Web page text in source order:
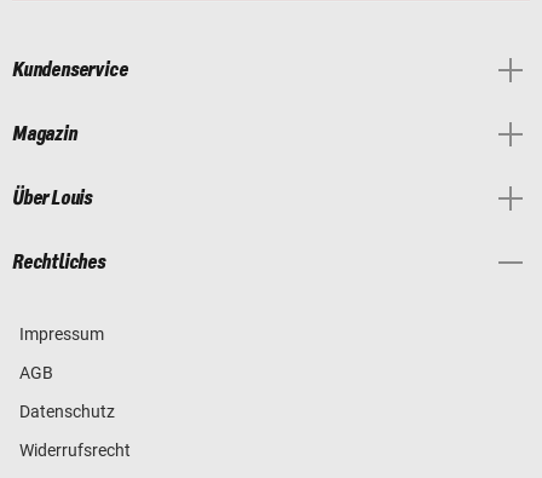
Kundenservice
Magazin
Über Louis
Rechtliches
Impressum
AGB
Datenschutz
Widerrufsrecht